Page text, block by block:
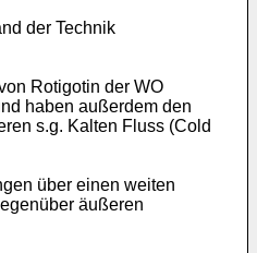
der Technik
Rotigotin der WO
haben außerdem den
s.g. Kalten Fluss (Cold
über einen weiten
äußeren